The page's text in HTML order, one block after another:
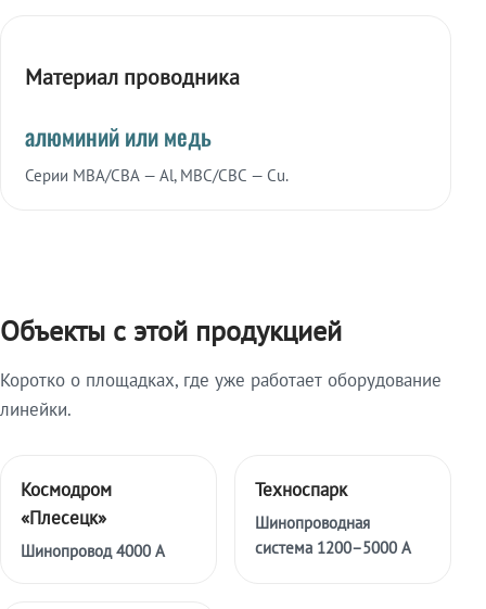
Материал проводника
алюминий или медь
Серии МВА/СВА — Al, МВС/СВС — Cu.
Объекты с этой продукцией
Коротко о площадках, где уже работает оборудование
линейки.
Космодром
«Плесецк»
Шинопровод 4000 А
Техноспарк
Шинопроводная
система 1200–5000 А